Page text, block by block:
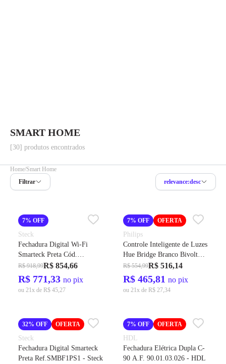
SMART HOME
[30] produtos encontrados
Home Smart Home
Filtrar
relevance:desc
7% OFF
Steck
Fechadura Digital Wi-Fi
Smarteck Preta Cód.
SLOCK3PS1 – Steck
R$ 918,99R$ 854,66
R$ 771,33 no pix
ou 21x de R$ 45,27
7% OFF OFERTA
Philips
Controle Inteligente de Luzes
Hue Bridge Branco Bivolt
929001180601 – Philips
R$ 554,99R$ 516,14
R$ 465,81 no pix
ou 21x de R$ 27,34
32% OFF OFERTA
Steck
Fechadura Digital Smarteck
Preta Ref.SMBF1PS1 - Steck
7% OFF OFERTA
HDL
Fechadura Elétrica Dupla C-
90 A.F. 90.01.03.026 - HDL